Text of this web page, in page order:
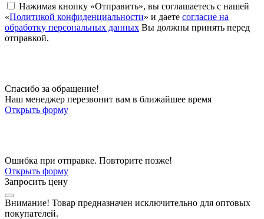
Нажимая кнопку «Отправить», вы соглашаетесь с нашей
«Политикой конфиденциальности» и даете согласие на
обработку персональных данных Вы должны принять перед
отправкой.
Спасибо за обращение!
Наш менеджер перезвонит вам в ближайшее время
Открыть форму
Ошибка при отправке. Повторите позже!
Открыть форму
Запросить цену
Внимание! Товар предназначен исключительно для оптовых
покупателей.